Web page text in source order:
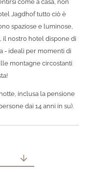
come a casa, non
Jagdhof tutto ciò è
spaziose e luminose,
il nostro hotel dispone di
- ideali per momenti di
montagne circostanti
inclusa la pensione
dai 14 anni in su).
arrow_downward